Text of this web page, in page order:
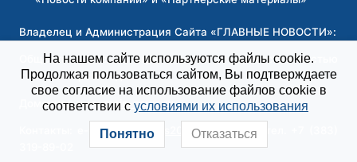
Владелец и Администрация Сайта «ГЛАВНЫЕ НОВОСТИ»:
Общество с ограниченной ответственностью
«Новосибирск Медиа»
Доменное имя:main-news.ru
Контакты: e-mailmain-news2026@yandex.ru
На нашем сайте используются файлы cookie.
Продолжая пользоваться сайтом, Вы подтверждаете
свое согласие на использование файлов cookie в
соответствии с условиями их использования
Понятно Отказаться